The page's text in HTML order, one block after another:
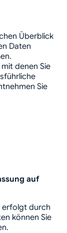
Überblick
Daten
denen Sie
Sie
auf
erfolgt durch
können Sie